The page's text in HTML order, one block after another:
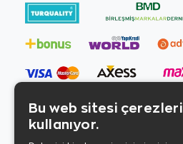
Bu web sitesi çerezleri
kullanıyor.